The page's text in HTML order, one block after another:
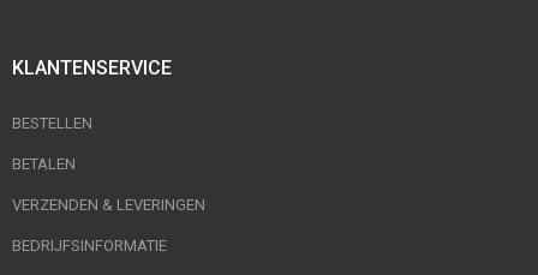
KLANTENSERVICE
BESTELLEN
BETALEN
VERZENDEN & LEVERINGEN
BEDRIJFSINFORMATIE